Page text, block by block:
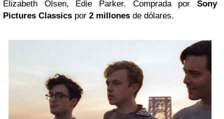
Elizabeth Olsen, Edie Parker. Comprada por Sony
Pictures Classics por 2 millones de dólares.